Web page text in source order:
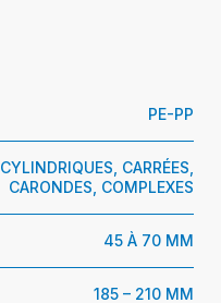
PE-PP
CYLINDRIQUES, CARRÉES,
CARONDES, COMPLEXES
45 À 70 MM
185 – 210 MM